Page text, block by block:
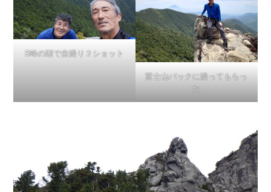
B峰の頭で自撮り２ショット
富士山バックに撮ってもらっ
た